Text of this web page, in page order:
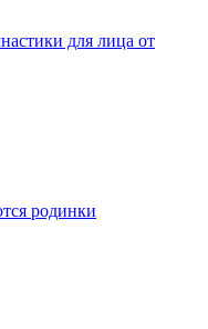
для лица от
родинки